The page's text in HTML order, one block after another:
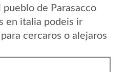
de Parasacco
en italia podeis ir
cercaros o alejaros